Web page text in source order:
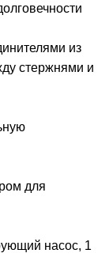
из
стержнями и
для
насос, 1